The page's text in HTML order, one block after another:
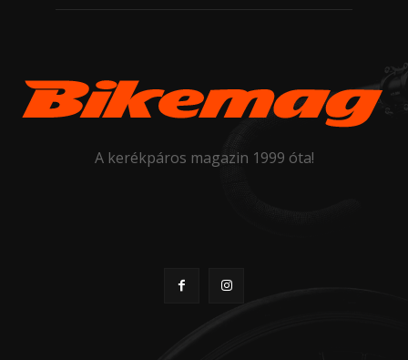
A kerékpáros magazin 1999 óta!